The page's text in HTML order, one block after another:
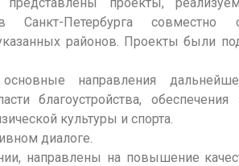
Санкт-Петербурга
районов. Проекты были
направления
благоустройства,
культуры и спорта.
диалоге.
направлены на повышение